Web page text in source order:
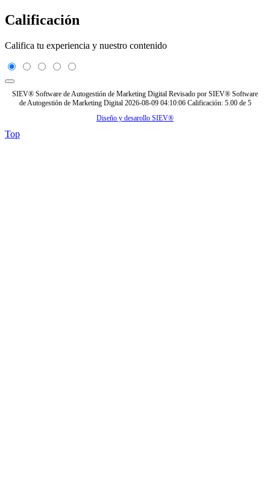
Calificación
Califica tu experiencia y nuestro contenido
SIEV® Software de Autogestión de Marketing Digital Revisado por SIEV® Software
de Autogestión de Marketing Digital 2026-08-09 04:10:06 Calificación: 5.00 de 5
Diseño y desarollo SIEV®
Top